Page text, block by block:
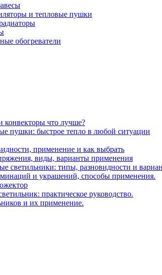
и тепловые пушки
обогреватели
конвекторы что лучше?
пушки: быстрое тепло в любой ситуации
применение и как выбрать
виды, варианты применения
светильники: типы, разновидности и
и украшений, способы применения.
практическое руководство.
и их применение.